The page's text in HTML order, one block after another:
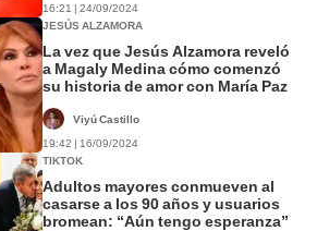
16:21 | 24/09/2024
JESÚS ALZAMORA
La vez que Jesús Alzamora reveló
a Magaly Medina cómo comenzó
su historia de amor con María Paz
Viyú Castillo
19:42 | 16/09/2024
TIKTOK
Adultos mayores conmueven al
casarse a los 90 años y usuarios
bromean: “Aún tengo esperanza”